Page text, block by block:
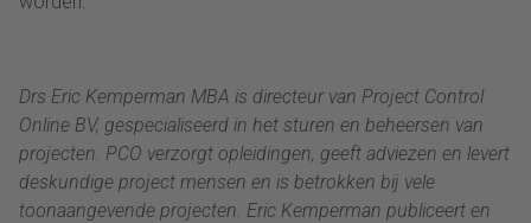
Drs Eric Kemperman MBA is directeur van Project Control
Online BV, gespecialiseerd in het sturen en beheersen van
projecten. PCO verzorgt opleidingen, geeft adviezen en levert
deskundige project mensen en is betrokken bij vele
toonaangevende projecten. Eric Kemperman publiceert en